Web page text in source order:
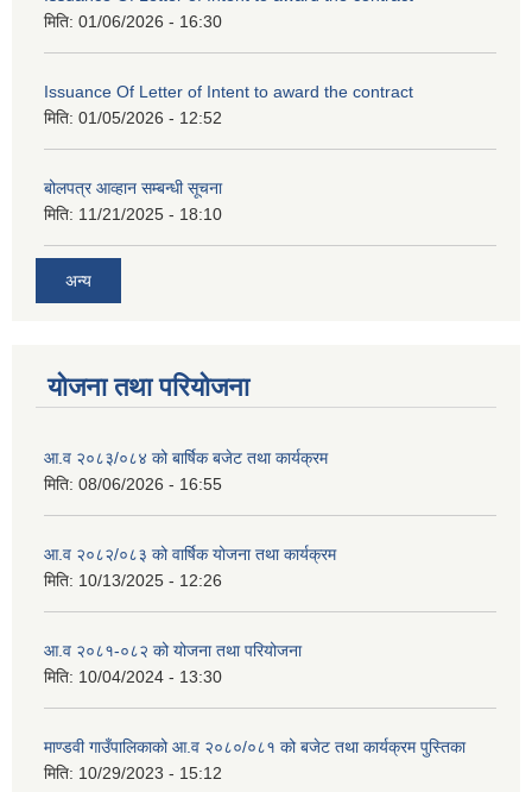
मिति: 01/06/2026 - 16:30
Issuance Of Letter of Intent to award the contract
मिति: 01/05/2026 - 12:52
बोलपत्र आव्हान सम्बन्धी सूचना
मिति: 11/21/2025 - 18:10
अन्य
योजना तथा परियोजना
आ.व २०८३/०८४ को बार्षिक बजेट तथा कार्यक्रम
मिति: 08/06/2026 - 16:55
आ.व २०८२/०८३ को वार्षिक योजना तथा कार्यक्रम
मिति: 10/13/2025 - 12:26
आ.व २०८१-०८२ को योजना तथा परियोजना
मिति: 10/04/2024 - 13:30
माण्डवी गाउँपालिकाको आ.व २०८०/०८१ को बजेट तथा कार्यक्रम पुस्तिका
मिति: 10/29/2023 - 15:12